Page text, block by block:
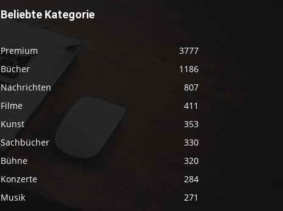
Beliebte Kategorie
Premium
3777
Bücher
1186
Nachrichten
807
Filme
411
Kunst
353
Sachbücher
330
Bühne
320
Konzerte
284
Musik
271